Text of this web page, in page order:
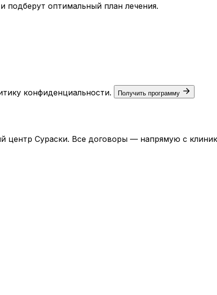
подберут оптимальный план лечения.
конфиденциальности. Получить программу
Сураски. Все договоры — напрямую с